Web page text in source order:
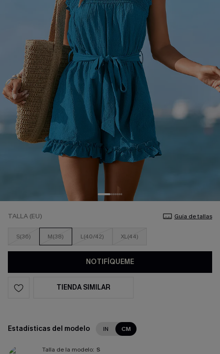
TALLA (EU) Guía de tallas
S(36) M(38) L(40/42) XL(44)
NOTIFÍQUEME
TIENDA SIMILAR
Estadísticas del modelo IN CM
Talla de la modelo: S